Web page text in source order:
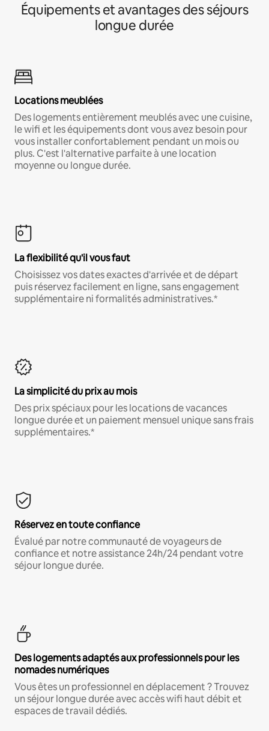
Équipements et avantages des séjours
longue durée
Locations meublées
Des logements entièrement meublés avec une cuisine,
le wifi et les équipements dont vous avez besoin pour
vous installer confortablement pendant un mois ou
plus. C'est l'alternative parfaite à une location
moyenne ou longue durée.
La flexibilité qu'il vous faut
Choisissez vos dates exactes d'arrivée et de départ
puis réservez facilement en ligne, sans engagement
supplémentaire ni formalités administratives.*
La simplicité du prix au mois
Des prix spéciaux pour les locations de vacances
longue durée et un paiement mensuel unique sans frais
supplémentaires.*
Réservez en toute confiance
Évalué par notre communauté de voyageurs de
confiance et notre assistance 24h/24 pendant votre
séjour longue durée.
Des logements adaptés aux professionnels pour les
nomades numériques
Vous êtes un professionnel en déplacement ? Trouvez
un séjour longue durée avec accès wifi haut débit et
espaces de travail dédiés.